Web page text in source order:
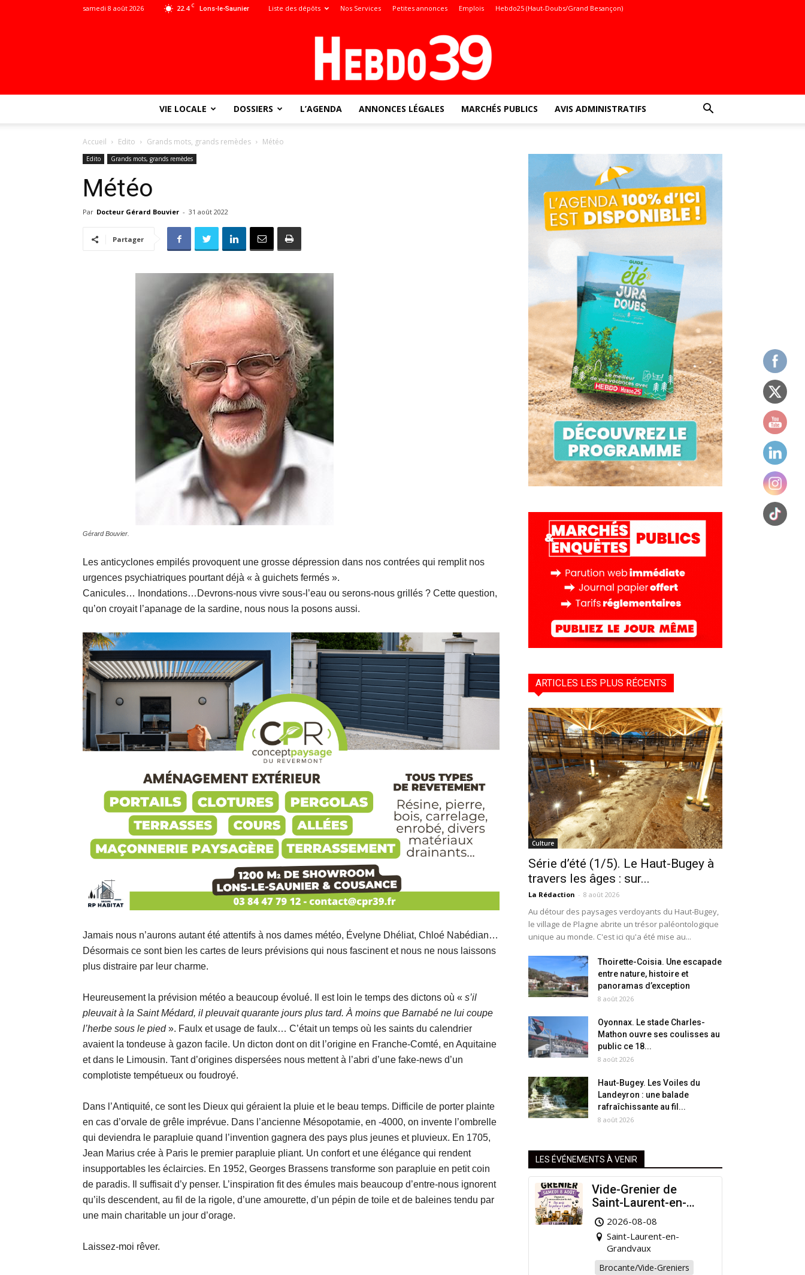
22.4 C Lons-le-Saunier
samedi 8 août 2026 Liste des dépôts Nos Services Petites annonces Emplois Hebdo25 (Haut-Doubs/Grand Besançon)
Hebdo39
VIE LOCALE DOSSIERS L’AGENDA ANNONCES LÉGALES MARCHÉS PUBLICS AVIS ADMINISTRATIFS
Accueil Edito Grands mots, grands remèdes Météo
Edito Grands mots, grands remèdes
Météo
Par Docteur Gérard Bouvier - 31 août 2022
Partager
Gérard Bouvier.
Les anticyclones empilés provoquent une grosse dépression dans nos contrées qui remplit nos
urgences psychiatriques pourtant déjà « à guichets fermés ».
Canicules… Inondations…Devrons-nous vivre sous-l’eau ou serons-nous grillés ? Cette question,
qu’on croyait l’apanage de la sardine, nous nous la posons aussi.
Jamais nous n’aurons autant été attentifs à nos dames météo, Évelyne Dhéliat, Chloé Nabédian…
Désormais ce sont bien les cartes de leurs prévisions qui nous fascinent et nous ne nous laissons
plus distraire par leur charme.
Heureusement la prévision météo a beaucoup évolué. Il est loin le temps des dictons où « s’il
pleuvait à la Saint Médard, il pleuvait quarante jours plus tard. À moins que Barnabé ne lui coupe
l’herbe sous le pied». Faulx et usage de faulx… C’était un temps où les saints du calendrier
avaient la tondeuse à gazon facile. Un dicton dont on dit l’origine en Franche-Comté, en Aquitaine
et dans le Limousin. Tant d’origines dispersées nous mettent à l’abri d’une fake-news d’un
complotiste tempétueux ou foudroyé.
Dans l’Antiquité, ce sont les Dieux qui géraient la pluie et le beau temps. Difficile de porter plainte
en cas d’orvale de grêle imprévue. Dans l’ancienne Mésopotamie, en -4000, on invente l’ombrelle
qui deviendra le parapluie quand l’invention gagnera des pays plus jeunes et pluvieux. En 1705,
Jean Marius crée à Paris le premier parapluie pliant. Un confort et une élégance qui rendent
insupportables les éclaircies. En 1952, Georges Brassens transforme son parapluie en petit coin
de paradis. Il suffisait d’y penser. L’inspiration fit des émules mais beaucoup d’entre-nous ignorent
qu’ils descendent, au fil de la rigole, d’une amourette, d’un pépin de toile et de baleines tendu par
une main charitable un jour d’orage.
Laissez-moi rêver.
ARTICLES LES PLUS RÉCENTS
Culture
Série d’été (1/5). Le Haut-Bugey à
travers les âges : sur...
La Rédaction - 8 août 2026
Au détour des paysages verdoyants du Haut-Bugey,
le village de Plagne abrite un trésor paléontologique
unique au monde. C'est ici qu'a été mise au...
Thoirette-Coisia. Une escapade
entre nature, histoire et
panoramas d’exception
8 août 2026
Oyonnax. Le stade Charles-
Mathon ouvre ses coulisses au
public ce 18...
8 août 2026
Haut-Bugey. Les Voiles du
Landeyron : une balade
rafraîchissante au fil...
8 août 2026
LES ÉVÉNEMENTS À VENIR
Vide-Grenier de
Saint-Laurent-en-
Grandvaux : Venez
chiner pour la bonne
cause !
2026-08-08
Saint-Laurent-en-
Grandvaux
Brocante/Vide-Greniers